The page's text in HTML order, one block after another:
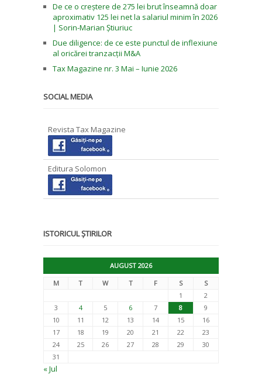
De ce o creștere de 275 lei brut înseamnă doar
aproximativ 125 lei net la salariul minim în 2026
| Sorin-Marian Știuriuc
Due diligence: de ce este punctul de inflexiune
al oricărei tranzacții M&A
Tax Magazine nr. 3 Mai – Iunie 2026
SOCIAL MEDIA
Revista Tax Magazine
Editura Solomon
ISTORICUL ȘTIRILOR
AUGUST 2026
M
T W T F S
S
1
2
3
4 5 6 7 8
9
10
11 12 13 14 15
16
17
18 19 20 21 22
23
24
25 26 27 28 29
30
31
« Jul